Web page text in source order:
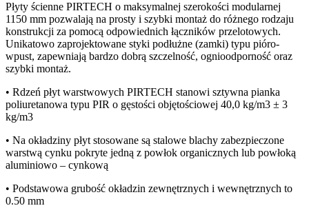
Płyty ścienne PIRTECH o maksymalnej szerokości modularnej
1150 mm pozwalają na prosty i szybki montaż do różnego rodzaju
konstrukcji za pomocą odpowiednich łączników przelotowych.
Unikatowo zaprojektowane styki podłużne (zamki) typu pióro-
wpust, zapewniają bardzo dobrą szczelność, ognioodporność oraz
szybki montaż.
• Rdzeń płyt warstwowych PIRTECH stanowi sztywna pianka
poliuretanowa typu PIR o gęstości objętościowej 40,0 kg/m3 ± 3
kg/m3
• Na okładziny płyt stosowane są stalowe blachy zabezpieczone
warstwą cynku pokryte jedną z powłok organicznych lub powłoką
aluminiowo – cynkową
• Podstawowa grubość okładzin zewnętrznych i wewnętrznych to
0.50 mm